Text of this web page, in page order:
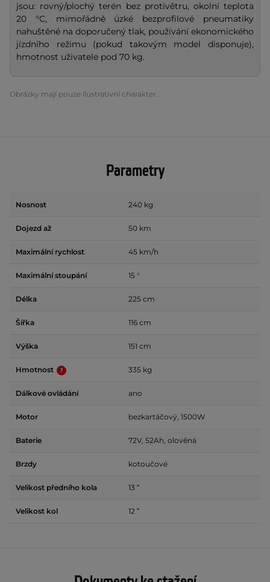
jsou: rovný/plochý terén bez protivětru, okolní teplota
20 °C, mimořádně úzké bezprofilové pneumatiky
nahuštěné na doporučený tlak, používání ekonomického
jízdního režimu (pokud takovým model disponuje),
hmotnost uživatele pod 70 kg.
Obrázky mají pouze ilustrativní charakter.
Parametry
Nosnost 240 kg
Dojezd až 50 km
Maximální rychlost 45 km/h
Maximální stoupání 15 °
Délka 225 cm
Šířka 116 cm
Výška 151 cm
Hmotnost 335 kg
Dálkové ovládání ano
Motor bezkartáčový, 1500W
Baterie 72V, 52Ah, olověná
Brzdy kotoučové
Velikost předního kola 13 ʺ
Velikost kol 12 ʺ